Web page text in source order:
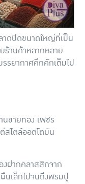
ดปิดขนาดใหญ่ที่เป็น
ร้านค้าหลากหลาย
รยากาศคึกคักเต็มไป
นขายทอง เพชร
สไตล์ออตโตมัน
ฝากคลาสสิกจาก
นเล็กไปจนถึงพรมปู